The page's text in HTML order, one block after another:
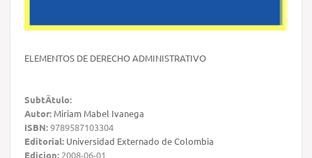
ELEMENTOS DE DERECHO ADMINISTRATIVO
SubtÃ­tulo:
Autor: Miriam Mabel Ivanega
ISBN:9789587103304
Editorial: Universidad Externado de Colombia
Edicion: 2008-06-01